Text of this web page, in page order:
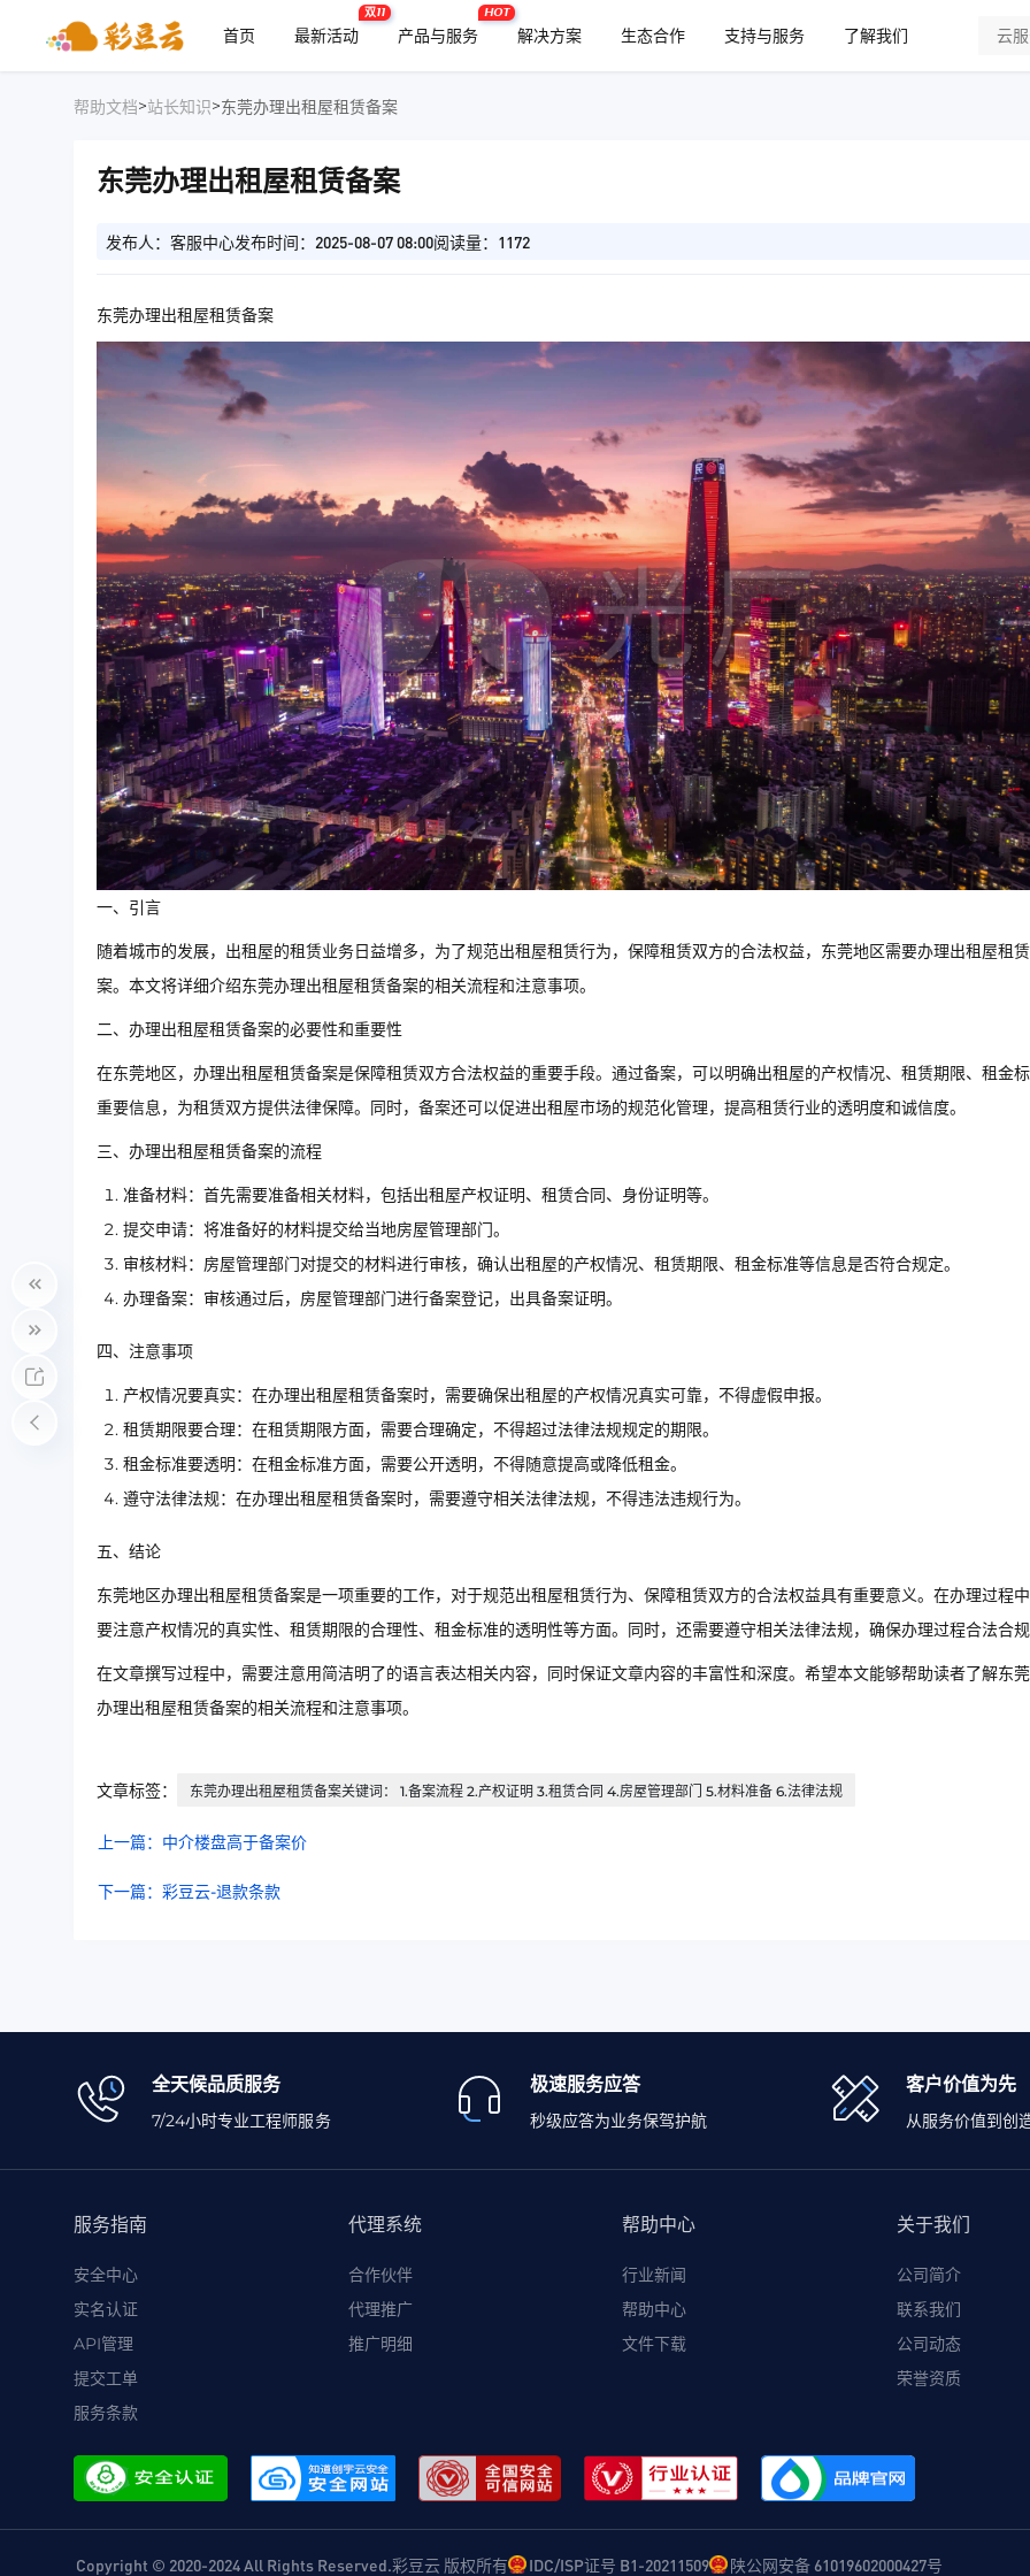
首页 最新活动
双11
产品与服务
HOT
解决方案 生态合作 支持与服务 了解我们
帮助文档>站长知识>东莞办理出租屋租赁备案
东莞办理出租屋租赁备案
发布人：客服中心发布时间：2025-08-07 08:00阅读量：1172
东莞办理出租屋租赁备案
一、引言
随着城市的发展，出租屋的租赁业务日益增多，为了规范出租屋租赁行为，保障租赁双方的合法权益，东莞地区需要办理出租屋租
案。本文将详细介绍东莞办理出租屋租赁备案的相关流程和注意事项。
二、办理出租屋租赁备案的必要性和重要性
在东莞地区，办理出租屋租赁备案是保障租赁双方合法权益的重要手段。通过备案，可以明确出租屋的产权情况、租赁期限、租金
重要信息，为租赁双方提供法律保障。同时，备案还可以促进出租屋市场的规范化管理，提高租赁行业的透明度和诚信度。
三、办理出租屋租赁备案的流程
准备材料：首先需要准备相关材料，包括出租屋产权证明、租赁合同、身份证明等。
提交申请：将准备好的材料提交给当地房屋管理部门。
审核材料：房屋管理部门对提交的材料进行审核，确认出租屋的产权情况、租赁期限、租金标准等信息是否符合规定。
办理备案：审核通过后，房屋管理部门进行备案登记，出具备案证明。
四、注意事项
产权情况要真实：在办理出租屋租赁备案时，需要确保出租屋的产权情况真实可靠，不得虚假申报。
租赁期限要合理：在租赁期限方面，需要合理确定，不得超过法律法规规定的期限。
租金标准要透明：在租金标准方面，需要公开透明，不得随意提高或降低租金。
遵守法律法规：在办理出租屋租赁备案时，需要遵守相关法律法规，不得违法违规行为。
五、结论
东莞地区办理出租屋租赁备案是一项重要的工作，对于规范出租屋租赁行为、保障租赁双方的合法权益具有重要意义。在办理过程
要注意产权情况的真实性、租赁期限的合理性、租金标准的透明性等方面。同时，还需要遵守相关法律法规，确保办理过程合法合
在文章撰写过程中，需要注意用简洁明了的语言表达相关内容，同时保证文章内容的丰富性和深度。希望本文能够帮助读者了解东
办理出租屋租赁备案的相关流程和注意事项。
文章标签： 东莞办理出租屋租赁备案关键词： 1.备案流程 2.产权证明 3.租赁合同 4.房屋管理部门 5.材料准备 6.法律法规
上一篇：中介楼盘高于备案价
下一篇：彩豆云-退款条款
全天候品质服务
7/24小时专业工程师服务
极速服务应答
秒级应答为业务保驾护航
客户价值为先
从服务价值到创
服务指南
安全中心
实名认证
API管理
提交工单
服务条款
代理系统
合作伙伴
代理推广
推广明细
帮助中心
行业新闻
帮助中心
文件下载
关于我们
公司简介
联系我们
公司动态
荣誉资质
Copyright © 2020-2024 All Rights Reserved.彩豆云 版权所有 IDC/ISP证号 B1-20211509 陕公网安备 61019602000427号